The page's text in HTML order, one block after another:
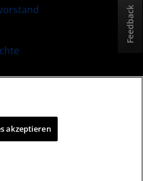
Einstellungen
Feedback
akzeptieren